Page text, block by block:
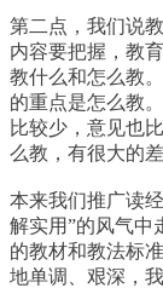
第二点，我们说
内容要把握，教
教什么和怎么教
的重点是怎么教
比较少，意见也
么教，有很大的差
本来我们推广读
解实用”的风气中
的教材和教法标
地单调、艰深，